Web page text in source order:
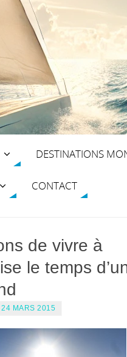
DESTINATIONS
CONTACT
de vivre à
le temps
24 MARS 2015